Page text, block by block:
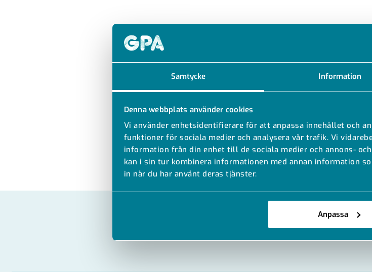
Samtycke Information
Denna webbplats använder cookies
Vi använder enhetsidentifierare för att anpassa innehållet och
funktioner för sociala medier och analysera vår trafik. Vi
information från din enhet till de sociala medier och annons-
kan i sin tur kombinera informationen med annan information
in när du har använt deras tjänster.
Anpassa